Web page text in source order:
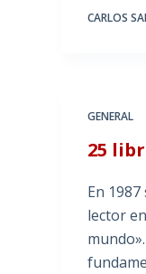
CARLOS
GENERAL
25
En
lector